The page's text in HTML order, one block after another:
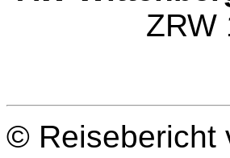
ZRW
© Reisebericht